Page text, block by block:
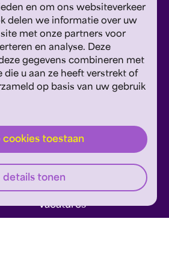
en om ons websiteverkeer
delen we informatie over uw
met onze partners voor
en analyse. Deze
gegevens combineren met
die u aan ze heeft verstrekt of
op basis van uw gebruik
cookies toestaan
details tonen
5, 5611 EE Eindhoven
6213 CG Maastricht
vacatures